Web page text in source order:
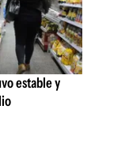
estable y